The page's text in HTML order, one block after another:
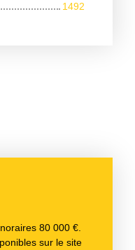
1492
80 000 €.
sur le site